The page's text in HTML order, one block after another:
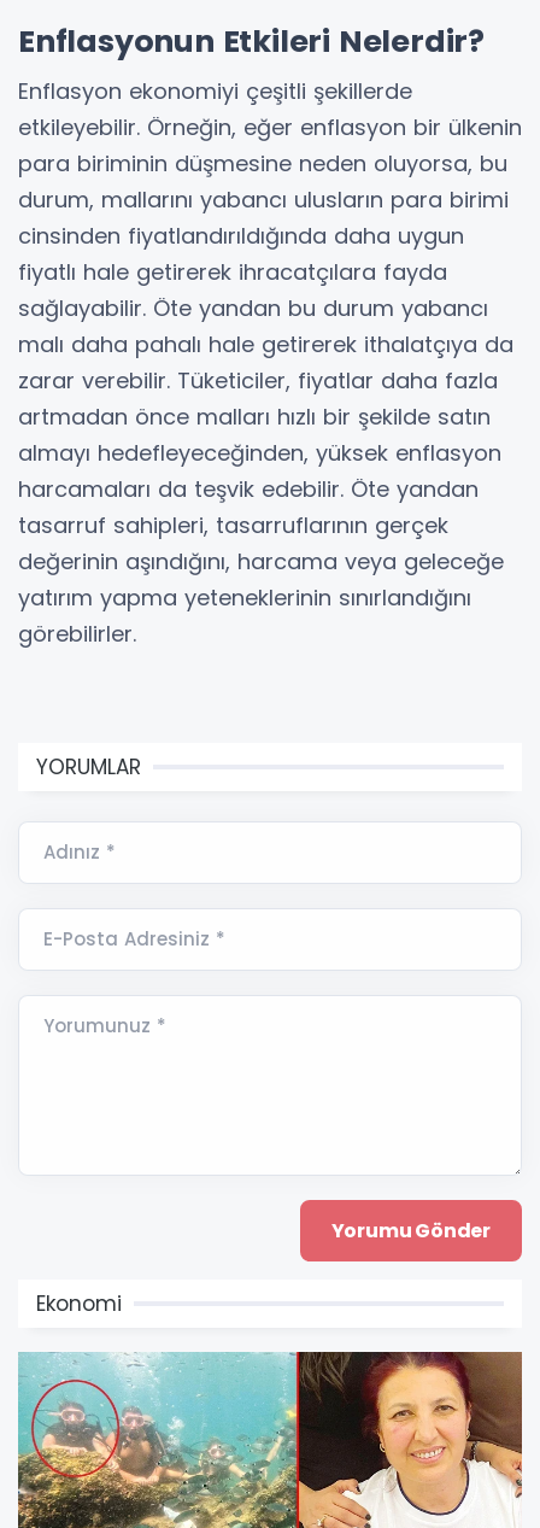
Enflasyonun Etkileri Nelerdir?
Enflasyon ekonomiyi çeşitli şekillerde
etkileyebilir. Örneğin, eğer enflasyon bir ülkenin
para biriminin düşmesine neden oluyorsa, bu
durum, mallarını yabancı ulusların para birimi
cinsinden fiyatlandırıldığında daha uygun
fiyatlı hale getirerek ihracatçılara fayda
sağlayabilir. Öte yandan bu durum yabancı
malı daha pahalı hale getirerek ithalatçıya da
zarar verebilir. Tüketiciler, fiyatlar daha fazla
artmadan önce malları hızlı bir şekilde satın
almayı hedefleyeceğinden, yüksek enflasyon
harcamaları da teşvik edebilir. Öte yandan
tasarruf sahipleri, tasarruflarının gerçek
değerinin aşındığını, harcama veya geleceğe
yatırım yapma yeteneklerinin sınırlandığını
görebilirler.
YORUMLAR
Adınız *
E-Posta Adresiniz *
Yorumunuz *
Ekonomi